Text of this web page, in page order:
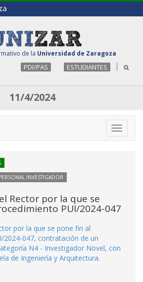
de la Universidad de Zaragoza
PDI/PAS ESTUDIANTES
11/4/2024
Toggle
INVESTIGADOR
Rector por la que se
PUI/2024-047
por la que se pone fin al
2024-047, contratación de un
N4 - Investigador Novel, con
de Ingeniería y Arquitectura.